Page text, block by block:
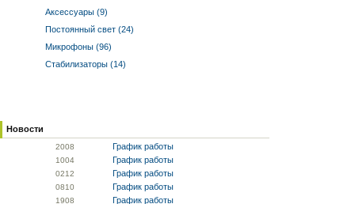
Аксессуары (9)
Постоянный свет (24)
Микрофоны (96)
Стабилизаторы (14)
Новости
2008 График работы
1004 График работы
0212 График работы
0810 График работы
1908 График работы